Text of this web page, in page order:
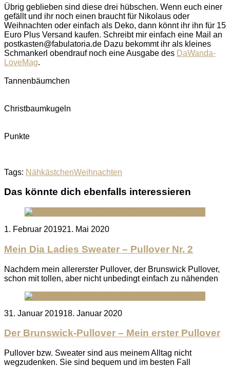
Übrig geblieben sind diese drei hübschen. Wenn euch einer
gefällt und ihr noch einen braucht für Nikolaus oder
Weihnachten oder einfach als Deko, dann könnt ihr ihn für 15
Euro Plus Versand kaufen. Schreibt mir einfach eine Mail an
postkasten@fabulatoria.de Dazu bekommt ihr als kleines
Schmankerl obendrauf noch eine Ausgabe des DaWanda-
LoveMag.
Tannenbäumchen
Christbaumkugeln
Punkte
Tags: NähkästchenWeihnachten
Das könnte dich ebenfalls interessieren
Posted
1. Februar 201921. Mai 2020
Mein Dia Ladies Sweater – Pullover Nr. 2
Nachdem mein allererster Pullover, der Brunswick Pullover,
schon mit tollen, aber nicht unbedingt einfach zu nähenden
Posted
31. Januar 201918. Januar 2020
Der Brunswick-Pullover – Mein erster Pullover
Pullover bzw. Sweater sind aus meinem Alltag nicht
wegzudenken. Sie sind bequem und im besten Fall